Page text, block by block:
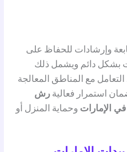
وإرشادات للحفاظ على
بشكل دائم ويشمل ذلك
مع المناطق المعالجة
استمرار فعاليةرش
الإمارات وحماية المنزل أو